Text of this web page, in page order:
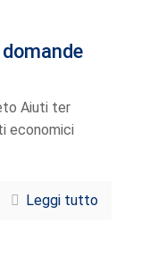
Aiuti ter
economici
Leggi tutto